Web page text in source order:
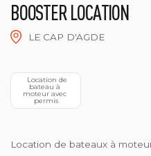
BOOSTER LOCATION
LE CAP D'AGDE
bateau à
moteur avec
permis
Location de bateaux à